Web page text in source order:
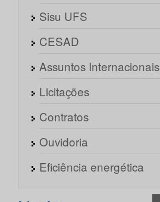
Sisu UFS
CESAD
Assuntos Internacionais
Licitações
Contratos
Ouvidoria
Eficiência energética